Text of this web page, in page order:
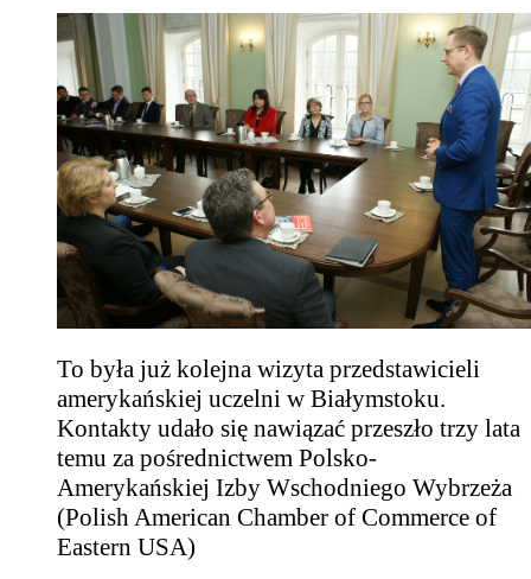
To była już kolejna wizyta przedstawicieli
amerykańskiej uczelni w Białymstoku.
Kontakty udało się nawiązać przeszło trzy lata
temu za pośrednictwem Polsko-
Amerykańskiej Izby Wschodniego Wybrzeża
(Polish American Chamber of Commerce of
Eastern USA)